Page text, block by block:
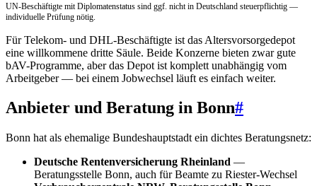
UN-Beschäftigte mit Diplomatenstatus sind ggf. nicht in Deutschland steuerpflichtig —
individuelle Prüfung nötig.
Für Telekom- und DHL-Beschäftigte ist das Altersvorsorgedepot
eine willkommene dritte Säule. Beide Konzerne bieten zwar gute
bAV-Programme, aber das Depot ist komplett unabhängig vom
Arbeitgeber — bei einem Jobwechsel läuft es einfach weiter.
Anbieter und Beratung in Bonn#
Bonn hat als ehemalige Bundeshauptstadt ein dichtes Beratungsnetz:
Deutsche Rentenversicherung Rheinland —
Beratungsstelle Bonn, auch für Beamte zu Riester-Wechsel